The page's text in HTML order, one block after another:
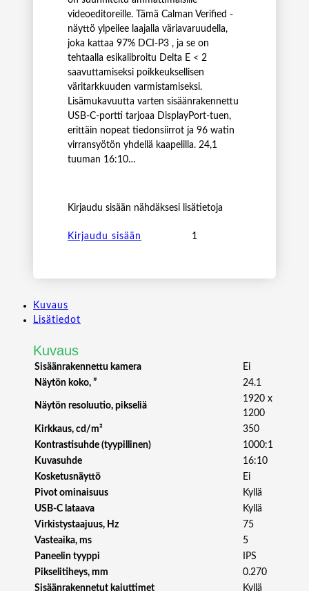
videoeditoreille. Tämä Calman Verified -
näyttö ylpeilee laajalla väriavaruudella,
joka kattaa 97% DCI-P3 , ja se on
tehtaalla esikalibroitu Delta E < 2
saavuttamiseksi poikkeuksellisen
väritarkkuuden varmistamiseksi.
Lisämukavuutta varten sisäänrakennettu
USB-C-portti tarjoaa DisplayPort-tuen,
erittäin nopeat tiedonsiirrot ja 96 watin
virransyötön yhdellä kaapelilla. 24,1
tuuman 16:10…
Kirjaudu sisään nähdäksesi lisätietoja
S
Kirjaudu sisään
Kuvaus
Lisätiedot
Kuvaus
Sisäänrakennettu kamera
Ei
Näytön koko, ”
24.1
Näytön resoluutio, pikseliä
1920 x
1200
Kirkkaus, cd/m²
350
Kontrastisuhde (tyypillinen)
1000:1
Kuvasuhde
16:10
Kosketusnäyttö
Ei
Pivot ominaisuus
Kyllä
USB-C lataava
Kyllä
Virkistystaajuus, Hz
75
Vasteaika, ms
5
Paneelin tyyppi
IPS
Pikselitiheys, mm
0.270
Sisäänrakennetut kaiuttimet
Kyllä